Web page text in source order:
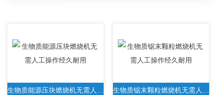
生物质能源压块燃烧机无需人工操作经久耐用 生物质锯末颗粒燃烧机无需人工操作经久耐用